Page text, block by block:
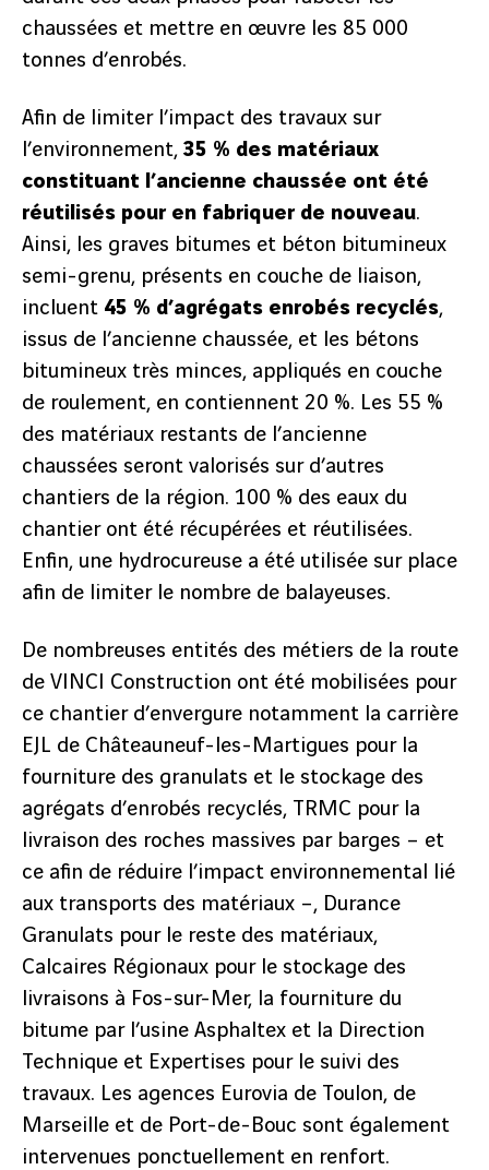
chaussées et mettre en œuvre les 85 000
tonnes d’enrobés.
Afin de limiter l’impact des travaux sur
l’environnement, 35 % des matériaux
constituant l’ancienne chaussée ont été
réutilisés pour en fabriquer de nouveau.
Ainsi, les graves bitumes et béton bitumineux
semi-grenu, présents en couche de liaison,
incluent 45 % d’agrégats enrobés recyclés,
issus de l’ancienne chaussée, et les bétons
bitumineux très minces, appliqués en couche
de roulement, en contiennent 20 %. Les 55 %
des matériaux restants de l’ancienne
chaussées seront valorisés sur d’autres
chantiers de la région. 100 % des eaux du
chantier ont été récupérées et réutilisées.
Enfin, une hydrocureuse a été utilisée sur place
afin de limiter le nombre de balayeuses.
De nombreuses entités des métiers de la route
de VINCI Construction ont été mobilisées pour
ce chantier d’envergure notamment la carrière
EJL de Châteauneuf-les-Martigues pour la
fourniture des granulats et le stockage des
agrégats d’enrobés recyclés, TRMC pour la
livraison des roches massives par barges – et
ce afin de réduire l’impact environnemental lié
aux transports des matériaux –, Durance
Granulats pour le reste des matériaux,
Calcaires Régionaux pour le stockage des
livraisons à Fos-sur-Mer, la fourniture du
bitume par l’usine Asphaltex et la Direction
Technique et Expertises pour le suivi des
travaux. Les agences Eurovia de Toulon, de
Marseille et de Port-de-Bouc sont également
intervenues ponctuellement en renfort.